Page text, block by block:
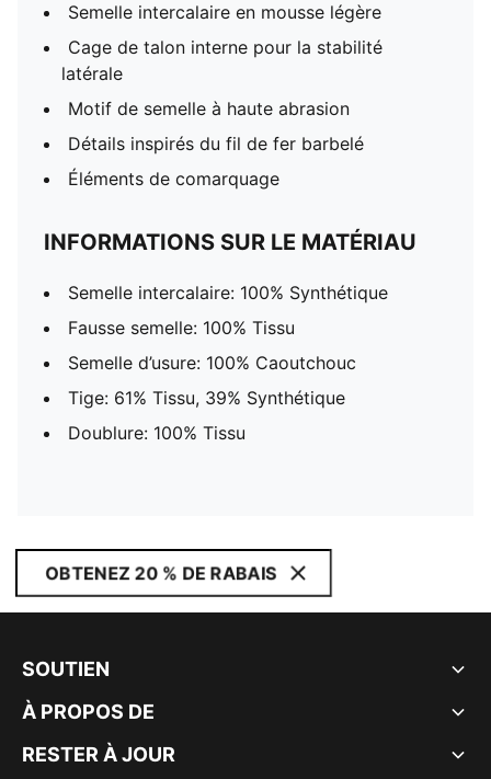
Semelle intercalaire en mousse légère
Cage de talon interne pour la stabilité
latérale
Motif de semelle à haute abrasion
Détails inspirés du fil de fer barbelé
Éléments de comarquage
INFORMATIONS SUR LE MATÉRIAU
Semelle intercalaire: 100% Synthétique
Fausse semelle: 100% Tissu
Semelle d’usure: 100% Caoutchouc
Tige: 61% Tissu, 39% Synthétique
Doublure: 100% Tissu
OBTENEZ 20 % DE RABAIS
SOUTIEN
À PROPOS DE
RESTER À JOUR